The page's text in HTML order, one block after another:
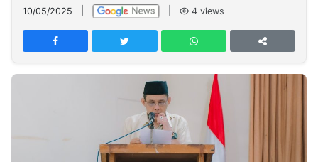
PT
TREETAN
MULTIMEDIA
INDONESIA
Dinamikapost.com
Seedbacklink
10/05/2025 4 views